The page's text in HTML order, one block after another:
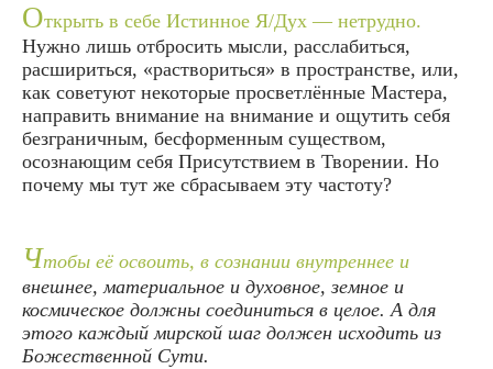
Открыть в себе Истинное Я/Дух — нетрудно.
Нужно лишь отбросить мысли, расслабиться,
расшириться, «раствориться» в пространстве, или,
как советуют некоторые просветлённые Мастера,
направить внимание на внимание и ощутить себя
безграничным, бесформенным существом,
осознающим себя Присутствием в Творении. Но
почему мы тут же сбрасываем эту частоту?
Чтобы её освоить, в сознании внутреннее и
внешнее, материальное и духовное, земное и
космическое должны соединиться в целое. А для
этого каждый мирской шаг должен исходить из
Божественной Сути.